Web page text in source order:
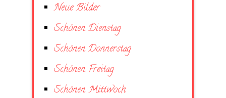
Neue Bilder
Schönen Dienstag
Schönen Donnerstag
Schönen Freitag
Schönen Mittwoch